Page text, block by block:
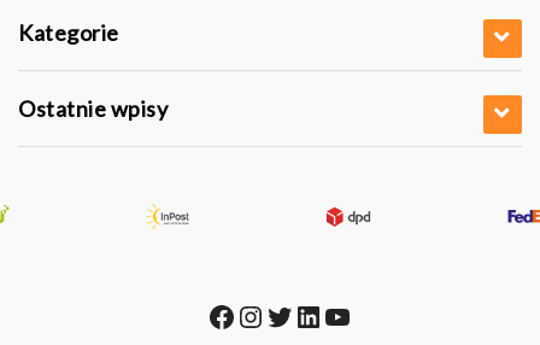
Kategorie
Ostatnie wpisy
Facebook
Instagram
Twitter
LinkedIn
YouTube